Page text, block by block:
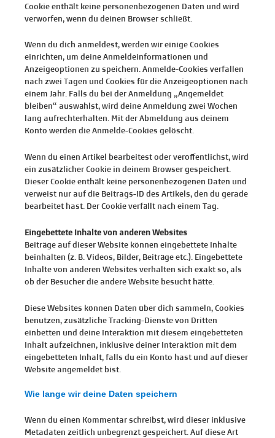
Cookie enthält keine personenbezogenen Daten und wird
verworfen, wenn du deinen Browser schließt.
Wenn du dich anmeldest, werden wir einige Cookies
einrichten, um deine Anmeldeinformationen und
Anzeigeoptionen zu speichern. Anmelde-Cookies verfallen
nach zwei Tagen und Cookies für die Anzeigeoptionen nach
einem Jahr. Falls du bei der Anmeldung „Angemeldet
bleiben“ auswählst, wird deine Anmeldung zwei Wochen
lang aufrechterhalten. Mit der Abmeldung aus deinem
Konto werden die Anmelde-Cookies gelöscht.
Wenn du einen Artikel bearbeitest oder veröffentlichst, wird
ein zusätzlicher Cookie in deinem Browser gespeichert.
Dieser Cookie enthält keine personenbezogenen Daten und
verweist nur auf die Beitrags-ID des Artikels, den du gerade
bearbeitet hast. Der Cookie verfällt nach einem Tag.
Eingebettete Inhalte von anderen Websites
Beiträge auf dieser Website können eingebettete Inhalte
beinhalten (z. B. Videos, Bilder, Beiträge etc.). Eingebettete
Inhalte von anderen Websites verhalten sich exakt so, als
ob der Besucher die andere Website besucht hätte.
Diese Websites können Daten über dich sammeln, Cookies
benutzen, zusätzliche Tracking-Dienste von Dritten
einbetten und deine Interaktion mit diesem eingebetteten
Inhalt aufzeichnen, inklusive deiner Interaktion mit dem
eingebetteten Inhalt, falls du ein Konto hast und auf dieser
Website angemeldet bist.
Wie lange wir deine Daten speichern
Wenn du einen Kommentar schreibst, wird dieser inklusive
Metadaten zeitlich unbegrenzt gespeichert. Auf diese Art